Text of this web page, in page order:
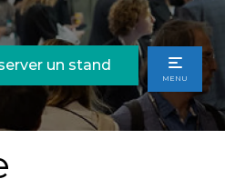
un stand
MENU